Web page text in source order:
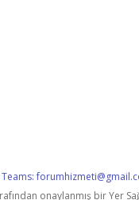
Teams:
onaylanmış bir